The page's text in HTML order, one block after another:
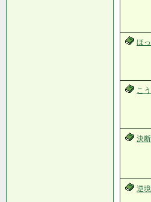
ほ
こ
決
逆